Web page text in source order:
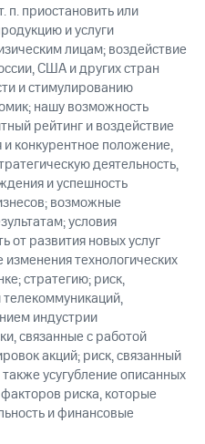
п. приостановить или
и услуги
лицам; воздействие
США и других стран
и стимулированию
нашу возможность
рейтинг и воздействие
конкурентное положение,
деятельность,
и успешность
возможные
условия
от развития новых услуг
технологических
стратегию; риск,
индустрии
связанные с работой
акций; риск, связанный
усугубление описанных
риска, которые
и финансовые